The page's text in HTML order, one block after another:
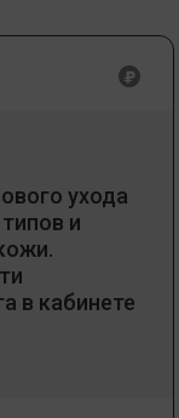
ухода
и
в кабинете